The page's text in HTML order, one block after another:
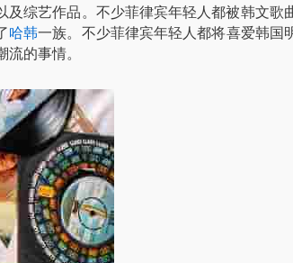
综艺作品。不少菲律宾年轻人都被韩文歌
哈韩一族。不少菲律宾年轻人都将喜爱韩国
的事情。